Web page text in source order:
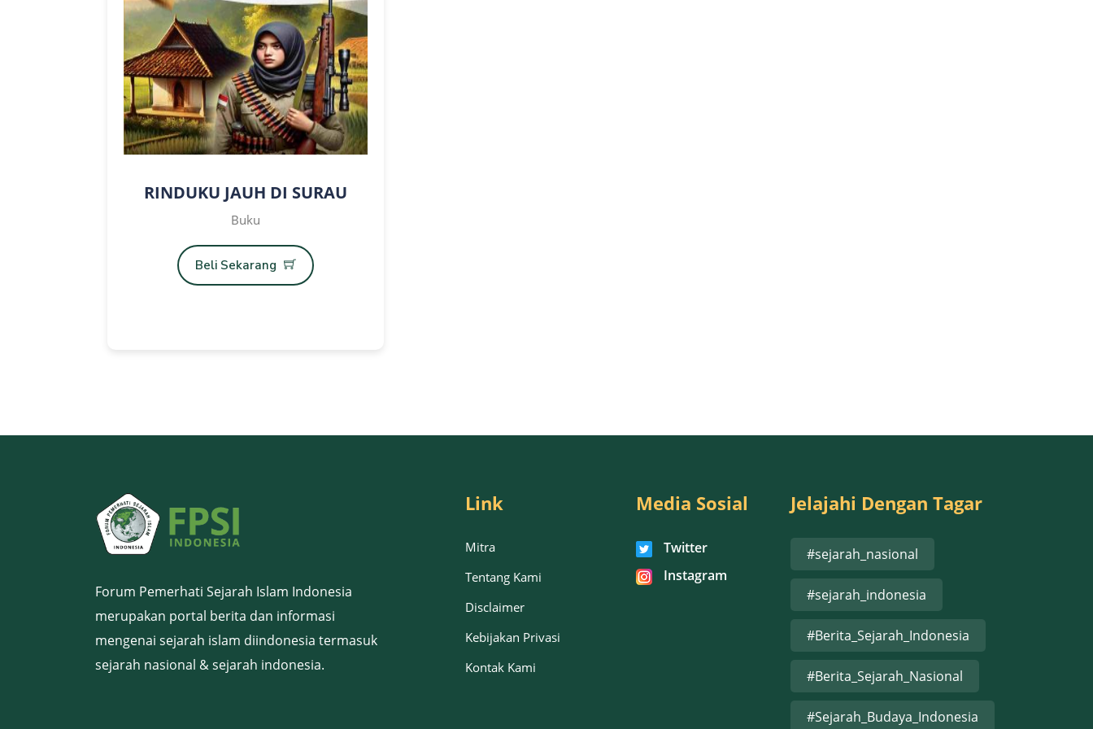
RINDUKU JAUH DI SURAU
Buku
Beli Sekarang
Forum Pemerhati Sejarah Islam Indonesia
merupakan portal berita dan informasi
mengenai sejarah islam diindonesia termasuk
sejarah nasional & sejarah indonesia.
Link
Mitra
Tentang Kami
Disclaimer
Kebijakan Privasi
Kontak Kami
Media Sosial
Twitter
Instagram
Jelajahi Dengan Tagar
#sejarah_nasional
#sejarah_indonesia
#Berita_Sejarah_Indonesia
#Berita_Sejarah_Nasional
#Sejarah_Budaya_Indonesia